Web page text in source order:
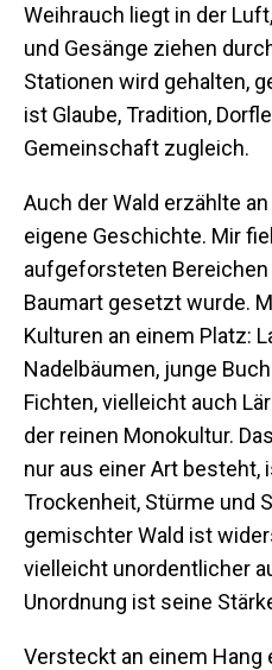
Weihrauch liegt in der
und Gesänge ziehen
Stationen wird gehalten,
ist Glaube, Tradition,
Gemeinschaft zugleich.
Auch der Wald erzählte
eigene Geschichte. Mir
aufgeforsteten
Baumart gesetzt wurde.
Kulturen an einem Platz:
Nadelbäumen, junge
Fichten, vielleicht auch
der reinen Monokultur.
nur aus einer Art besteht,
Trockenheit, Stürme und
gemischter Wald ist
vielleicht unordentlicher
Unordnung ist seine
Versteckt an einem Hang